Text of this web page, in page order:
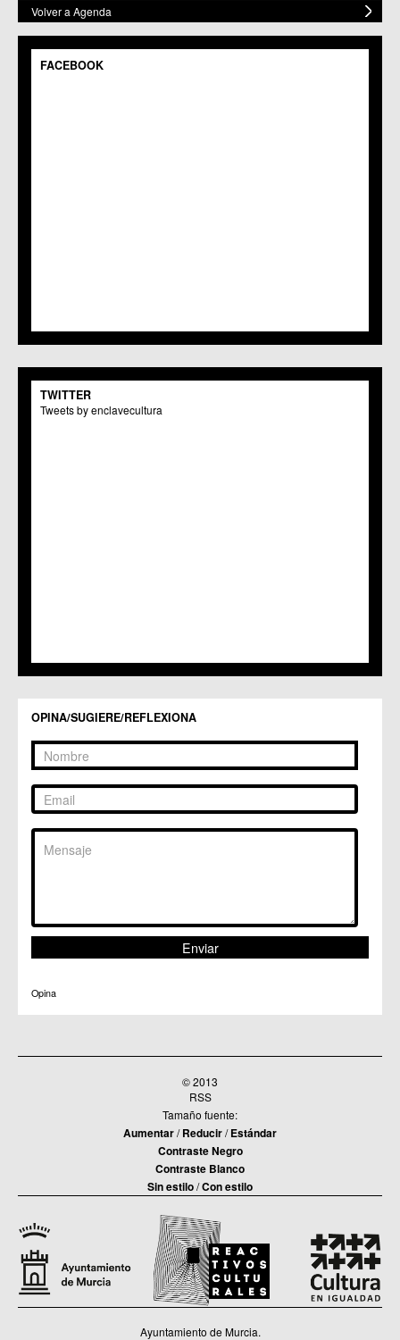
Volver a Agenda
FACEBOOK
TWITTER
Tweets by enclavecultura
OPINA/SUGIERE/REFLEXIONA
Opina
© 2013
RSS
Tamaño fuente:
Aumentar/Reducir/Estándar
Contraste Negro
Contraste Blanco
Sin estilo/Con estilo
Ayuntamiento de Murcia.